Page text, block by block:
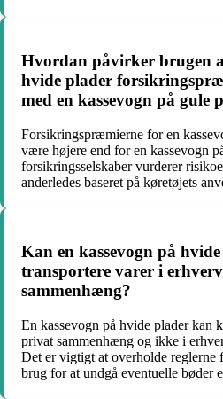
Hvordan påvirker brugen
hvide plader
med en kassevogn på gule
Forsikringspræmierne for en
være højere end for en kassevogn
forsikringsselskaber vurderer
anderledes baseret på køretøjets
Kan en kassevogn på
transportere varer i
sammenhæng?
En kassevogn på hvide plader kan
privat sammenhæng og ikke i
Det er vigtigt at overholde reglerne
brug for at undgå eventuelle bøder